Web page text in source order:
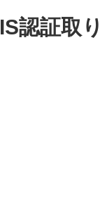
認証取り